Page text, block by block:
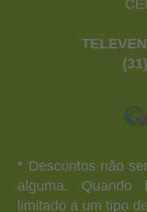
* Descontos não
alguma. Quando
limitado a um tipo